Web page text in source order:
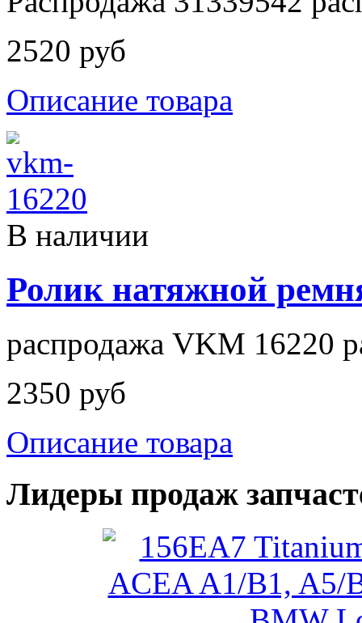
2520 руб
Описание товара
В наличии
Ролик натяжной
распродажа VKM 16220
2350 руб
Описание товара
Лидеры продаж